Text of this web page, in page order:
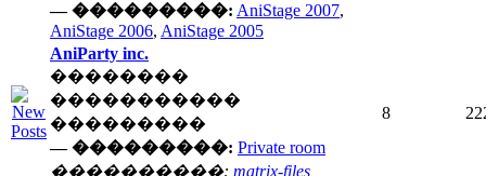
— ���������: AniStage 2007,
AniStage 2006, AniStage 2005
AniParty inc.
��������
�����������
���������
— ���������: Private room
����������: matrix-files
8